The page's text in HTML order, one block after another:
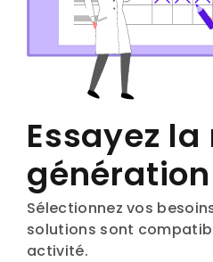
Essayez
génération
Sélectionnez vos
solutions sont
activité.